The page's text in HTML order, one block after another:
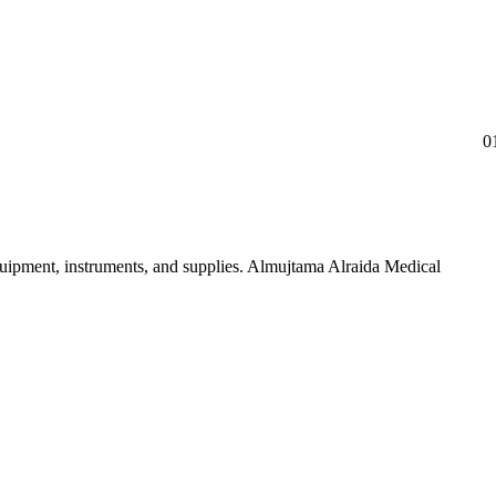
instruments, and supplies. Almujtama Alraida Medical